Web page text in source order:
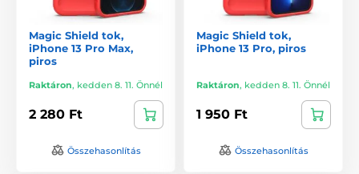
Magic Shield tok,
iPhone 13 Pro Max,
piros
Raktáron, kedden 8. 11. Önnél
2 280 Ft
Összehasonlítás
Magic Shield tok,
iPhone 13 Pro, piros
Raktáron, kedden 8. 11. Önnél
1 950 Ft
Összehasonlítás